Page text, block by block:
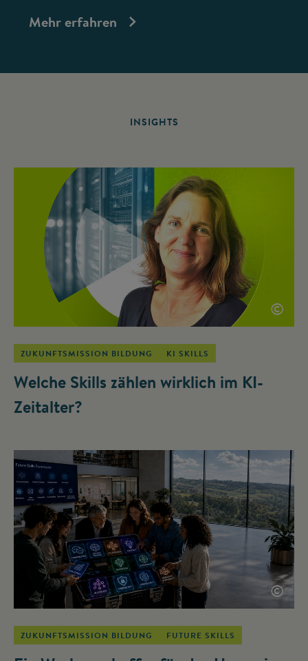
Mehr erfahren
INSIGHTS
©
ZUKUNFTSMISSION BILDUNG KI SKILLS
Welche Skills zählen wirklich im KI-
Zeitalter?
©
ZUKUNFTSMISSION BILDUNG FUTURE SKILLS